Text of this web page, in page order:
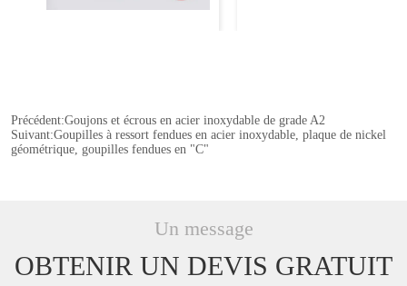
Précédent:Goujons et écrous en acier inoxydable de grade A2
Suivant:Goupilles à ressort fendues en acier inoxydable, plaque de nickel
géométrique, goupilles fendues en "C"
Un message
OBTENIR UN DEVIS GRATUIT